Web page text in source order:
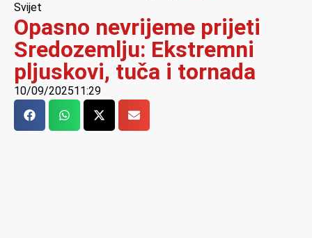
Svijet
Opasno nevrijeme prijeti
Sredozemlju: Ekstremni
pljuskovi, tuča i tornada
10/09/202511:29